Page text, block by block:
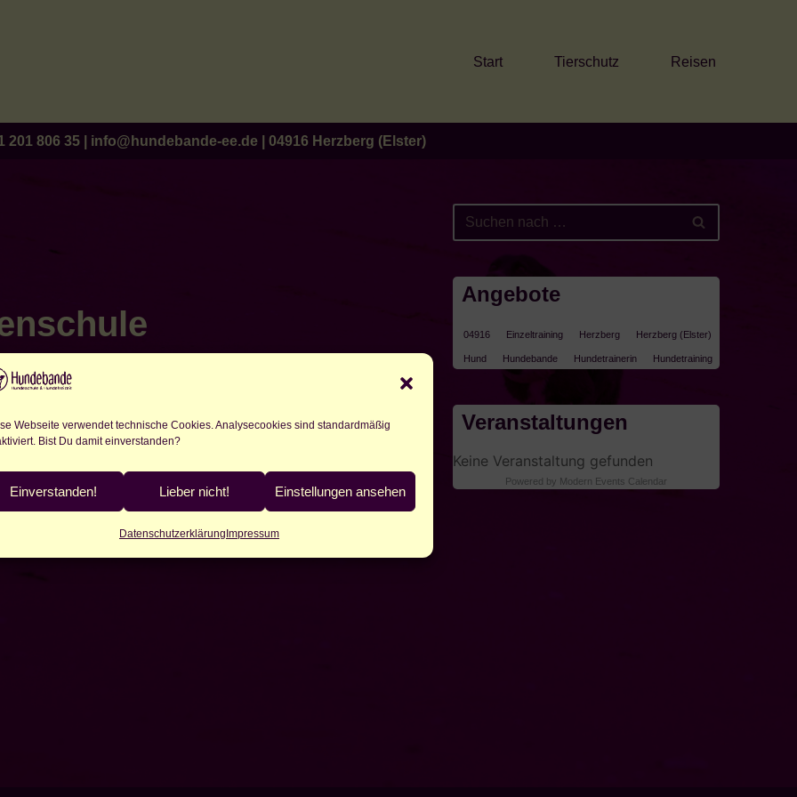
Webseite verwendet technische Cookies. Analysecookies sind standardmäßig
Bist Du damit einverstanden?
Einverstanden! Lieber nicht! Einstellungen ansehen
Datenschutzerklärung Impressum
Start Tierschutz Reisen
201 806 35| info@hundebande-ee.de 04916 Herzberg (Elster)
Angebote
04916 Einzeltraining Herzberg Herzberg (Elster)
Hund Hundebande Hundetrainerin Hundetraining
Veranstaltungen
Keine Veranstaltung gefunden
Powered by Modern Events Calendar